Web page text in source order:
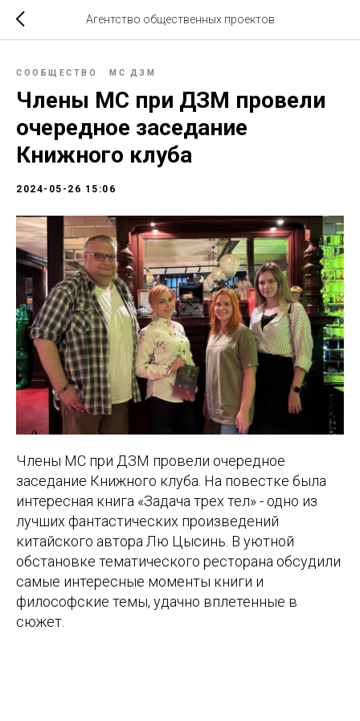
Агентство общественных проектов
СООБЩЕСТВО МС ДЗМ
Члены МС при ДЗМ провели
очередное заседание
Книжного клуба
2024-05-26 15:06
Члены МС при ДЗМ провели очередное
заседание Книжного клуба. На повестке была
интересная книга «Задача трех тел» - одно из
лучших фантастических произведений
китайского автора Лю Цысинь. В уютной
обстановке тематического ресторана обсудили
самые интересные моменты книги и
философские темы, удачно вплетенные в
сюжет.